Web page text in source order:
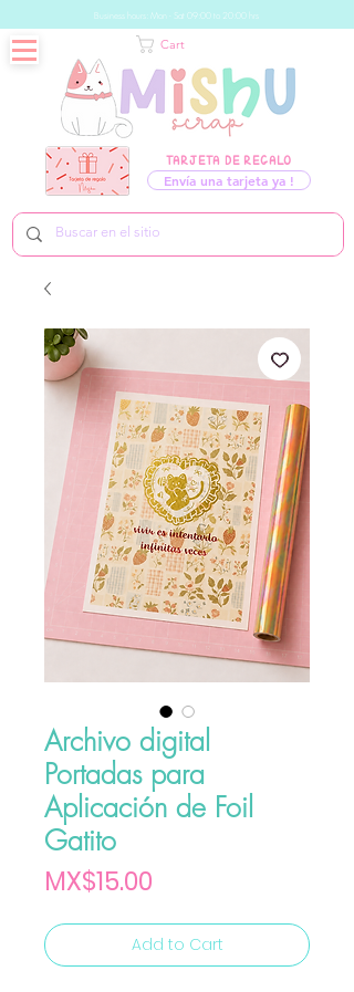
Business hours: Mon - Sat 09:00 to 20:00 hrs
TARJETA DE REGALO
Envía una tarjeta ya !
Cart
Archivo digital
Portadas para
Aplicación de Foil
Gatito
MX$15.00
Add to Cart